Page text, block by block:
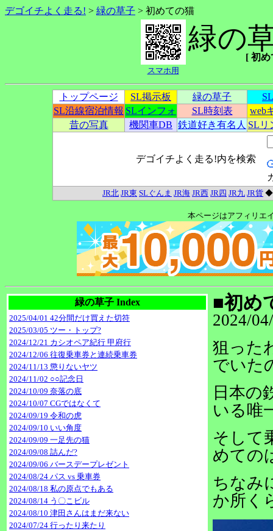
デゴイチよく走る! > 緑の草子 > 初めての猫
スマホ用
緑の
[ 初め
トップページ SL掲示板 緑の草子
SL沿線宿泊情報 SLインフォ SL時刻表
web
昔の写真
機関車DB 鉄道好き有名人 SLリ
デゴイチよく走る!内を検索
JR北 JR東 SLぐんま JR海 JR西 JR四 JR九 JR貨
本ページはアフィリエ
緑の草子 Index
2025/04/01 42分間だけ買えた切符
2025/03/05 ツー・トップ?
2024/12/21 カシオペア紀行 甲府行
2024/12/06 往復乗車券と連続乗車券
2024/11/13 懲りないヤツ
2024/11/02 ○○記念日
2024/10/09 奈落の底
2024/10/07 CGではなくて
2024/09/19 令和の虎
2024/09/10 いい角度
2024/09/09 一足先の猫
2024/09/08 詰んだ?
2024/09/06 バースデープレゼント
2024/08/24 パス vs 乗車券
2024/08/18 私の原点でもある
2024/08/14 う〇こビル
2024/08/10 津田さんはまだ来ない
2024/07/24 行ったり来たり
■初め
2024/
狙った
でいた
日本の
いる唯
そして
めての
ちなみ
か所く